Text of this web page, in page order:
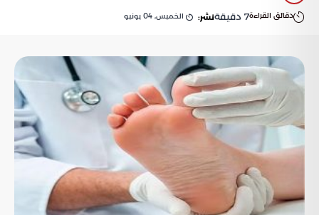
دقائق القراءة7 دقيقةنشر: الخميس, 04 يونيو